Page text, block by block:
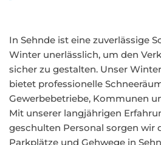
In Sehnde ist eine zuverlässige
Winter unerlässlich, um den
sicher zu gestalten. Unser
bietet professionelle
Gewerbebetriebe, Kommunen
Mit unserer langjährigen
geschulten Personal sorgen wir
Parkplätze und Gehwege in